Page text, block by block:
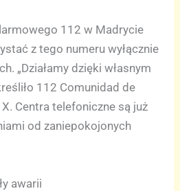
112 w Madrycie
z tego numeru wyłącznie
„Działamy dzięki własnym
112 Comunidad de
Centra telefoniczne są już
od zaniepokojonych
awarii